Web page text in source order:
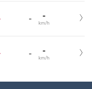
- -
km/h
- -
km/h